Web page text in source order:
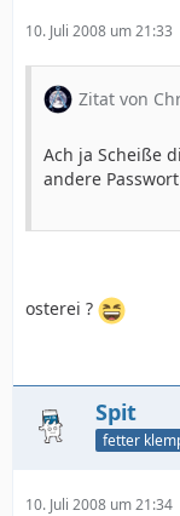
10. Juli 2008 um 21:33
Zitat von
Ach ja Scheiße
andere
osterei ?
Spit
fetter
10. Juli 2008 um 21:34